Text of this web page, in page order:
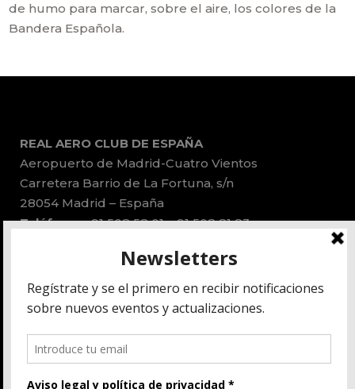
de humo para marcar, sobre el aire, los colores de la
Bandera Española.
REAL AERO CLUB DE ESPAÑA
Aeropuerto de Madrid-Cuatro Vientos
Carretera Barrio de La Fortuna, s/n
28054 Madrid – España
Teléfonos:91 508 58 01 – 91 508 81 83